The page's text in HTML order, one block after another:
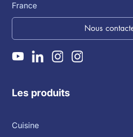
France
Nous
Les produits
Cuisine